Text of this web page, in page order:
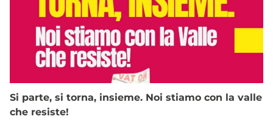
Si parte, si torna, insieme. Noi stiamo con la valle
che resiste!